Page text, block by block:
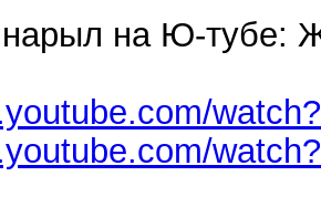
на Ю-тубе: